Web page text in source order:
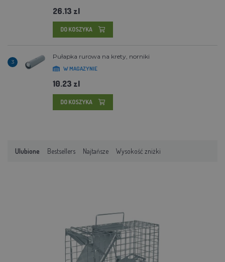
26.13 zl
DO KOSZYKA
3
Pułapka rurowa na krety, norniki
W MAGAZYNIE
10.23 zl
DO KOSZYKA
Ulubione Bestsellers Najtańsze Wysokość zniżki